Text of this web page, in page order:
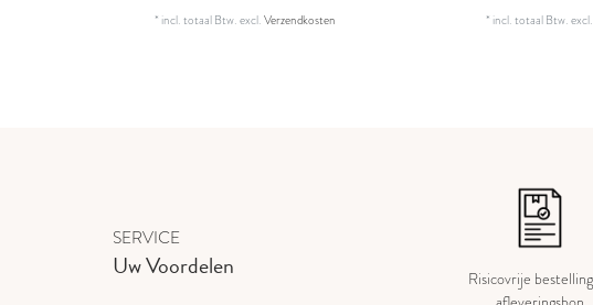
* incl. totaal Btw.excl.Verzendkosten * incl. totaal Btw.excl.
SERVICE
Uw Voordelen
Risicovrije